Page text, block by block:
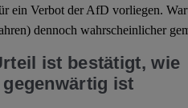
ein Verbot der AfD vorliegen.
dennoch wahrscheinlicher
ist bestätigt, wie
ist